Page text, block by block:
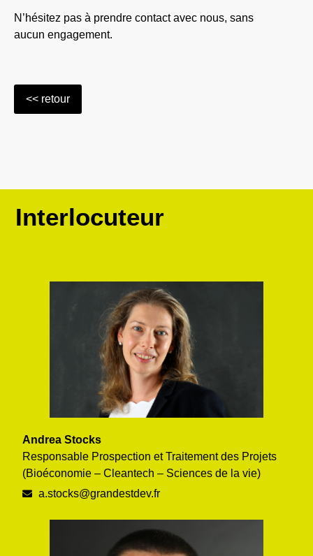
N’hésitez pas à prendre contact avec nous, sans
aucun engagement.
Interlocuteur
Andrea Stocks
Responsable Prospection et Traitement des Projets
(Bioéconomie – Cleantech – Sciences de la vie)
a.stocks@grandestdev.fr